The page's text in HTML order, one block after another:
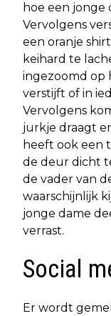
hoe een jonge
Vervolgens
een oranje
keihard te
ingezoomd op
verstijft of in
Vervolgens
jurkje draagt
heeft ook een
de deur dicht
de vader van
waarschijnlijk
jonge dame
verrast.
Social
Er wordt